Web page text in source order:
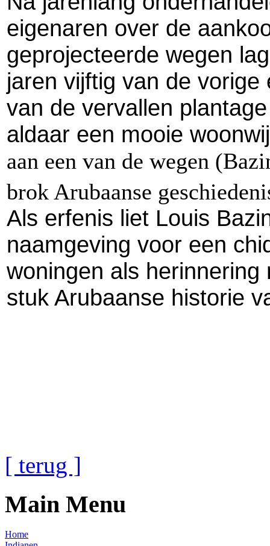
eigenaren over de
geprojecteerde wegen
jaren vijftig van de
van de vervallen
aldaar een mooie
aan een van de wegen
brok Arubaanse
Als erfenis liet Louis
naamgeving voor een
woningen als
stuk Arubaanse historie
[ terug ]
Main Menu
Home